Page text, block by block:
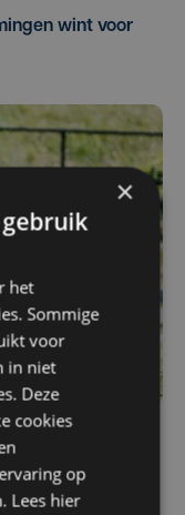
wint voor
van KV Kortrijk
voetbal
×
het
Sommige
voor
in niet
Deze
cookies
op
Lees hier